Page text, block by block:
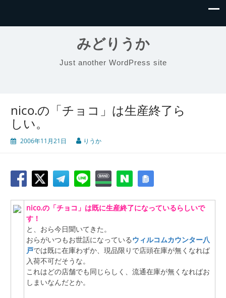
みどりうか
Just another WordPress site
nico.の「チョコ」は生産終了ら
しい。
2006年11月21日 りうか
nico.の「チョコ」は既に生産終了になっているらしいで
す！
と、おら今日聞いてきた。
おらがいつもお世話になっているウィルコムカウンター八
戸では既に在庫わずか、現品限りで店頭在庫が無くなれば
入荷不可だそうな。
これはどの店舗でも同じらしく、流通在庫が無くなればお
しまいなんだとか。